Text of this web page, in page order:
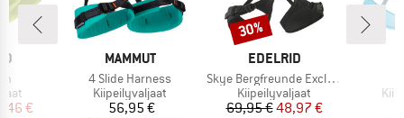
hinta
€
MERKKI
MAMMUT
Tuote
4 Slide Harness
Tuoteryhmä
Kiipeilyvaljaat
Hinta
56,95 €
MERKKI
EDELRID
Tuote
Skye Bergfreunde Exclusive
Tuoteryhmä
Kiipeilyvaljaat
Hinta
69,95 €Alennettu hinta
48,97 €
Alennus
30%